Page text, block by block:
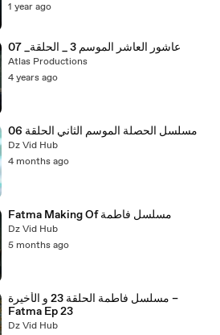
1 year ago
عاشور العاشر الموسم 3 _ الحلقة_ 07
Atlas Productions
4 years ago
مسلسل الحصلة الموسم الثاني الحلقة 06
Dz Vid Hub
4 months ago
Fatma Making Of مسلسل فاطمة
Dz Vid Hub
5 months ago
مسلسل فاطمة الحلقة 23 و الأخيرة –
Fatma Ep 23
Dz Vid Hub